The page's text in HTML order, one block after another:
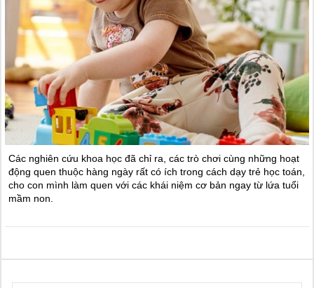
Các nghiên cứu khoa học đã chỉ ra, các trò chơi cùng những hoạt
động quen thuộc hàng ngày rất có ích trong cách dạy trẻ học toán,
cho con mình làm quen với các khái niệm cơ bản ngay từ lứa tuổi
mầm non.